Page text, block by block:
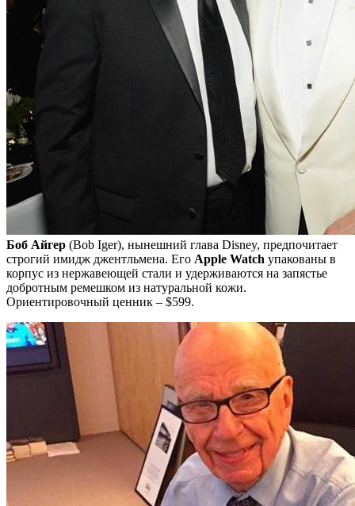
Боб Айгер (Bob Iger), нынешний глава Disney, предпочитает
строгий имидж джентльмена. Его Apple Watch упакованы в
корпус из нержавеющей стали и удерживаются на запястье
добротным ремешком из натуральной кожи.
Ориентировочный ценник – $599.